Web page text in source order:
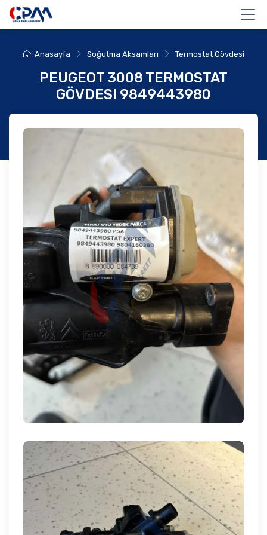
Anasayfa Soğutma Aksamları Termostat Gövdesi
PEUGEOT 3008 TERMOSTAT
GÖVDESI 9849443980